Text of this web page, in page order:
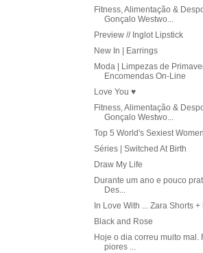
Fitness, Alimentação &
Gonçalo Westwo...
Preview // Inglot Lipstick
New In | Earrings
Moda | Limpezas de
Encomendas On-Line
Love You ♥
Fitness, Alimentação &
Gonçalo Westwo...
Top 5 World's Sexiest
Séries | Switched At Birth
Draw My Life
Durante um ano e pouco
Des...
In Love With ... Zara Shorts
Black and Rose
Hoje o dia correu muito mal.
piores ...